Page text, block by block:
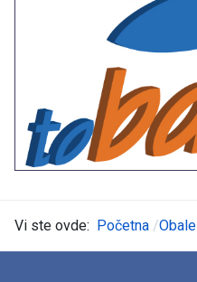
Vi ste ovde: Početna Obale